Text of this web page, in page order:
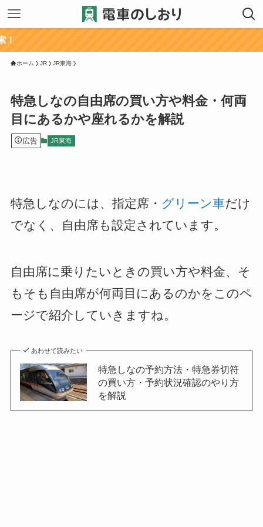
ホーム JR JR東海
特急しなの自由席の買い方や料金・何両
目にあるかや座れるかを解説
広告 JR東海
特急しなのには、指定席・ グリーン車だけ
でなく、自由席も設定されています。
自由席に乗りたいときの買い方や料金、そ
もそも自由席が何両目にあるのかをこのペ
ージで紹介していきますね。
あわせて読みたい
特急しなの予約方法・特急券切符
の買い方・予約状況確認のやり方
を解説